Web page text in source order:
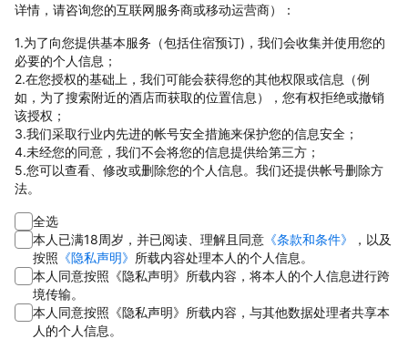
详情，请咨询您的互联网服务商或移动运营商）：
1.为了向您提供基本服务（包括住宿预订)，我们会收集并使用您的
必要的个人信息；
2.在您授权的基础上，我们可能会获得您的其他权限或信息（例
如，为了搜索附近的酒店而获取的位置信息），您有权拒绝或撤销
该授权；
3.我们采取行业内先进的帐号安全措施来保护您的信息安全；
4.未经您的同意，我们不会将您的信息提供给第三方；
5.您可以查看、修改或删除您的个人信息。我们还提供帐号删除方
法。
全选
本人已满18周岁，并已阅读、理解且同意 《条款和条件》
，以及
按照 《隐私声明》 所载内容处理本人的个人信息。
本人同意按照《隐私声明》所载内容，将本人的个人信息进行跨
境传输。
本人同意按照《隐私声明》所载内容，与其他数据处理者共享本
人的个人信息。